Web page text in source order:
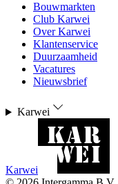
Bouwmarkten
Club Karwei
Over Karwei
Klantenservice
Duurzaamheid
Vacatures
Nieuwsbrief
Karwei
Karwei